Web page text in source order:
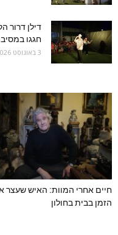
דילן דרור
חגגו
3 באוגוסט 2026
חיים אחרי המוות: האיש שעצר
הזמן בבית בחולון